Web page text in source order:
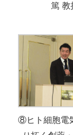
篤 教
⑧ヒト細胞電